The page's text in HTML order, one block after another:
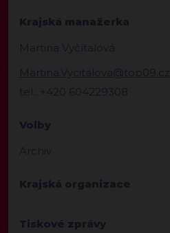
Krajská manažerka
Martina Vyčítalová
Martina.Vycitalova@top09.cz
tel.: +420 604229308
Volby
Archiv
Krajská organizace
Tiskové zprávy